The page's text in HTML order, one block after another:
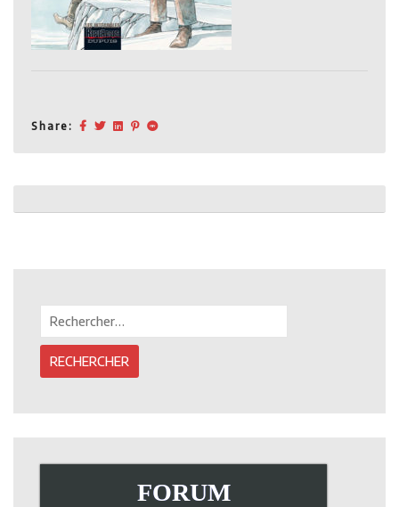
Share:
Post
FORUM